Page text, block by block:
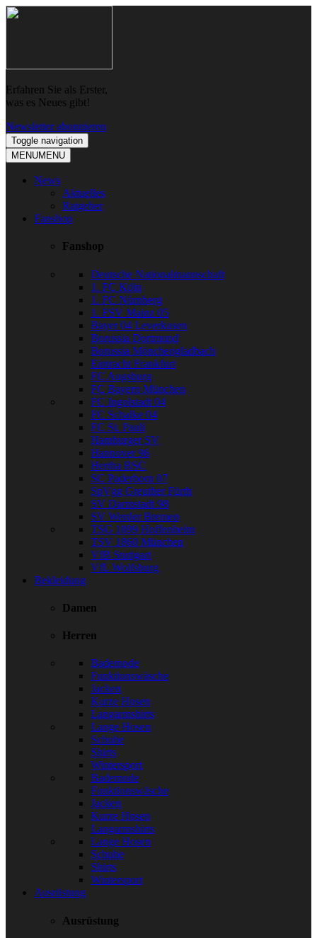
Skip
Skip
Erfahren Sie als Erster,
was es Neues gibt!
Newsletter abonnieren
Toggle navigation
MENUMENU
News
Aktuelles
Ratgeber
Fanshop
Fanshop
Deutsche Nationalmannschaft
1. FC Köln
1. FC Nürnberg
1. FSV Mainz 05
Bayer 04 Leverkusen
Borussia Dortmund
Borussia Mönchengladbach
Eintracht Frankfurt
FC Augsburg
FC Bayern München
FC Ingolstadt 04
FC Schalke 04
FC St. Pauli
Hamburger SV
Hannover 96
Hertha BSC
SC Paderborn 07
SpVgg Greuther Fürth
SV Darmstadt 98
SV Werder Bremen
TSG 1899 Hoffenheim
TSV 1860 München
VfB Stuttgart
VfL Wolfsburg
Bekleidung
Damen
Herren
Bademode
Funktionswäsche
Jacken
Kurze Hosen
Langarmshirts
Lange Hosen
Schuhe
Shirts
Wintersport
Bademode
Funktionswäsche
Jacken
Kurze Hosen
Langarmshirts
Lange Hosen
Schuhe
Shirts
Wintersport
Ausrüstung
Ausrüstung